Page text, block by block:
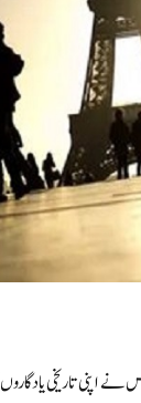
اپنی تاریخی